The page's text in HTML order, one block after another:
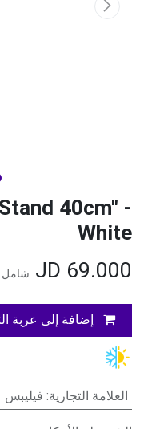
40cm" -
White
69.000
شامل
إضافة إلى عربة
العلامة التجارية: فيليبس